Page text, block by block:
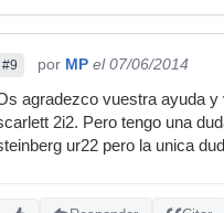
#9 por MP el 07/06/2014
agradezco vuestra ayuda y
2i2. Pero tengo una
ur22 pero la unica